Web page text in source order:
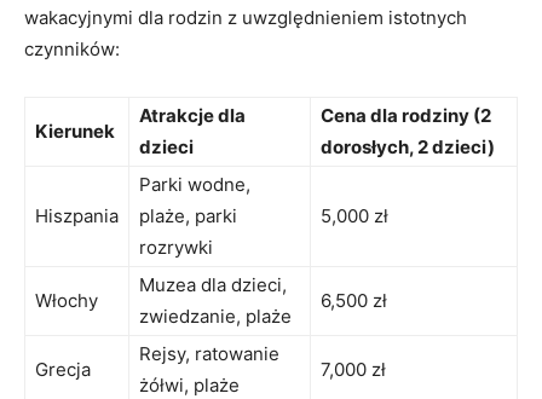
wakacyjnymi dla rodzin z uwzględnieniem istotnych
czynników:
Kierunek
Atrakcje dla
dzieci
Cena dla rodziny (2
dorosłych,⁤ 2 dzieci)
Hiszpania
Parki wodne,
plaże, parki
rozrywki
5,000 zł
Włochy
Muzea dla dzieci,
zwiedzanie, plaże
6,500 zł
Grecja
Rejsy, ratowanie
żółwi, plaże
7,000⁤ zł